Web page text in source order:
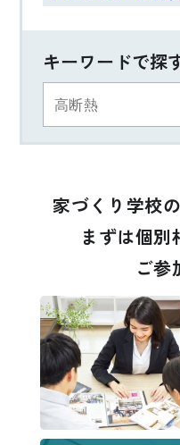
キーワードで探
家づくり学校
まずは個
ご参